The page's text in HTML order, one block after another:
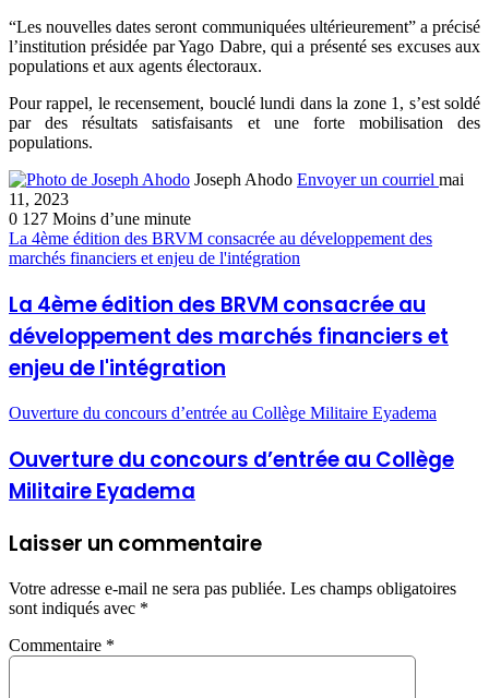
“Les nouvelles dates seront communiquées ultérieurement” a précisé
l’institution présidée par Yago Dabre, qui a présenté ses excuses aux
populations et aux agents électoraux.
Pour rappel, le recensement, bouclé lundi dans la zone 1, s’est soldé
par des résultats satisfaisants et une forte mobilisation des
populations.
Joseph Ahodo Envoyer un courriel mai
11, 2023
0 127 Moins d’une minute
La 4ème édition des BRVM consacrée au développement des
marchés financiers et enjeu de l'intégration
La 4ème édition des BRVM consacrée au
développement des marchés financiers et
enjeu de l'intégration
Ouverture du concours d’entrée au Collège Militaire Eyadema
Ouverture du concours d’entrée au Collège
Militaire Eyadema
Laisser un commentaire
Votre adresse e-mail ne sera pas publiée. Les champs obligatoires
sont indiqués avec *
Commentaire *